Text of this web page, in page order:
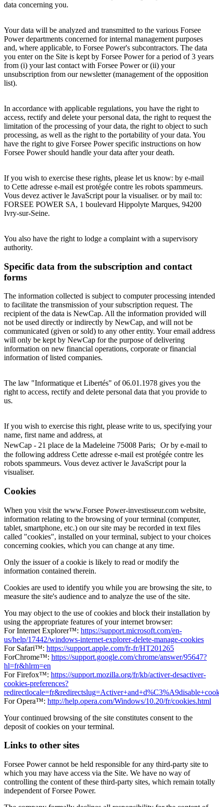
data concerning you.
Your data will be analyzed and transmitted to the various Forsee
Power departments concerned for internal management purposes
and, where applicable, to Forsee Power's subcontractors. The data
you enter on the Site is kept by Forsee Power for a period of 3 years
from (i) your last contact with Forsee Power or (ii) your
unsubscription from our newsletter (management of the opposition
list).
In accordance with applicable regulations, you have the right to
access, rectify and delete your personal data, the right to request the
limitation of the processing of your data, the right to object to such
processing, as well as the right to the portability of your data. You
have the right to give Forsee Power specific instructions on how
Forsee Power should handle your data after your death.
If you wish to exercise these rights, please let us know: by e-mail
to Cette adresse e-mail est protégée contre les robots spammeurs.
Vous devez activer le JavaScript pour la visualiser. or by mail to:
FORSEE POWER SA, 1 boulevard Hippolyte Marques, 94200
Ivry-sur-Seine.
You also have the right to lodge a complaint with a supervisory
authority.
Specific data from the subscription and contact
forms
The information collected is subject to computer processing intended
to facilitate the transmission of your subscription request. The
recipient of the data is NewCap. All the information provided will
not be used directly or indirectly by NewCap, and will not be
communicated (given or sold) to any other entity. Your email address
will only be kept by NewCap for the purpose of delivering
information on new financial operations, corporate or financial
information of listed companies.
The law "Informatique et Libertés" of 06.01.1978 gives you the
right to access, rectify and delete personal data that you provide to
us.
If you wish to exercise this right, please write to us, specifying your
name, first name and address, at
NewCap - 21 place de la Madeleine 75008 Paris; Or by e-mail to
the following address Cette adresse e-mail est protégée contre les
robots spammeurs. Vous devez activer le JavaScript pour la
visualiser.
Cookies
When you visit the www.Forsee Power-investisseur.com website,
information relating to the browsing of your terminal (computer,
tablet, smartphone, etc.) on our site may be recorded in text files
called "cookies", installed on your terminal, subject to your choices
concerning cookies, which you can change at any time.
Only the issuer of a cookie is likely to read or modify the
information contained therein.
Cookies are used to identify you while you are browsing the site, to
measure the site's audience and to analyze the use of the site.
You may object to the use of cookies and block their installation by
using the appropriate features of your internet browser:
For Internet Explorer™: https://support.microsoft.com/en-
us/help/17442/windows-internet-explorer-delete-manage-cookies
For Safari™: https://support.apple.com/fr-fr/HT201265
ForChrome™: https://support.google.com/chrome/answer/95647?
hl=fr&hlrm=en
For Firefox™: https://support.mozilla.org/fr/kb/activer-desactiver-
cookies-preferences?
For Opera™: http://help.opera.com/Windows/10.20/fr/cookies.html
Your continued browsing of the site constitutes consent to the
deposit of cookies on your terminal.
Links to other sites
Forsee Power cannot be held responsible for any third-party site to
which you may have access via the Site. We have no way of
controlling the content of these third-party sites, which remain totally
independent of Forsee Power.